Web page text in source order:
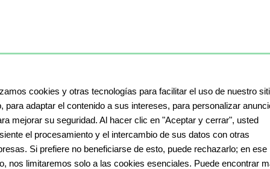
cookies y otras tecnologías para facilitar el uso de nuestro
para adaptar el contenido a sus intereses, para personalizar
mejorar su seguridad. Al hacer clic en "Aceptar y cerrar", usted
el procesamiento y el intercambio de sus datos con otras
Si prefiere no beneficiarse de esto, puede rechazarlo; en ese
nos limitaremos solo a las cookies esenciales. Puede encontrar